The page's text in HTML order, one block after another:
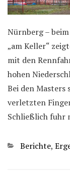
Nürnberg –
„am Keller“
mit den
hohen
Bei den
verletzten
Schließlich fuhr
Kategorien
Berichte,